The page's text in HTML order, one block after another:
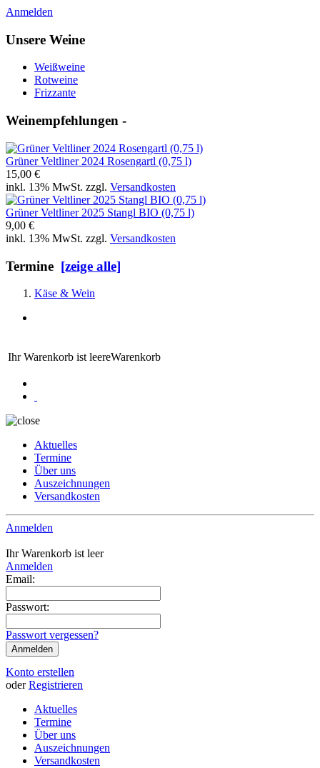
Anmelden
Unsere Weine
Weißweine
Rotweine
Frizzante
Weinempfehlungen -
Grüner Veltliner 2024 Rosengartl (0,75 l)
15,00 €
inkl. 13% MwSt. zzgl. Versandkosten
Grüner Veltliner 2025 Stangl BIO (0,75 l)
9,00 €
inkl. 13% MwSt. zzgl. Versandkosten
Termine [zeige alle]
Käse & Wein
Ihr Warenkorb ist leereWarenkorb
Aktuelles
Termine
Über uns
Auszeichnungen
Versandkosten
Anmelden
Ihr Warenkorb ist leer
Anmelden
Email:
Passwort:
Passwort vergessen?
Konto erstellen
oder Registrieren
Aktuelles
Termine
Über uns
Auszeichnungen
Versandkosten